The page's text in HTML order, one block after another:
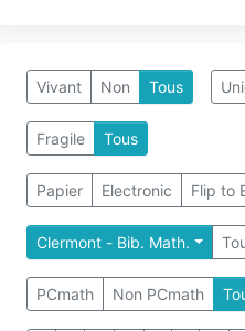
Vivant Non Tous
Fragile Tous
Papier Electronic Flip to
Clermont - Bib. Math.
PCmath Non PCmath